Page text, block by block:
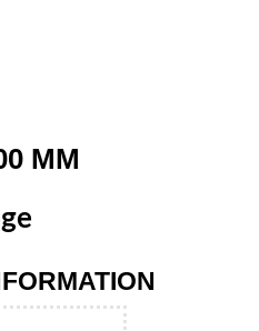
MM